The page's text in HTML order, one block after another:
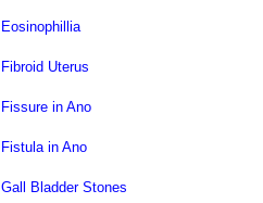
Eosinophillia
Fibroid Uterus
Fissure in Ano
Fistula in Ano
Gall Bladder Stones